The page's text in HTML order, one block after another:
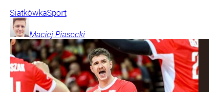
SiatkówkaSport
Maciej Piasecki